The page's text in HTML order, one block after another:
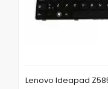
Lenovo Ideapad